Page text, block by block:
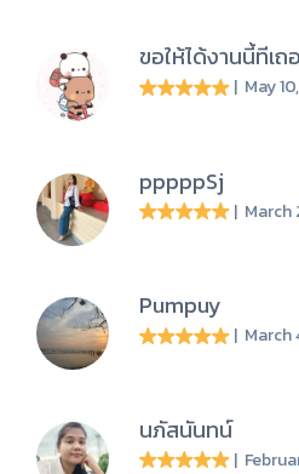
ขอให้ได้งานนี้ทีเถ
| May
pppppSj
| March
Pumpuy
| March
นภัสนันทน์
|